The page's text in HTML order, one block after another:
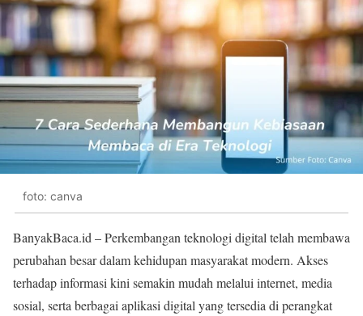
foto: canva
BanyakBaca.id – Perkembangan teknologi digital telah membawa
perubahan besar dalam kehidupan masyarakat modern. Akses
terhadap informasi kini semakin mudah melalui internet, media
sosial, serta berbagai aplikasi digital yang tersedia di perangkat